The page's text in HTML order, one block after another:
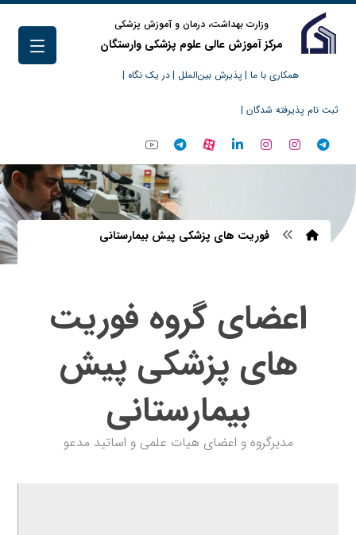
وزارت بهداشت، درمان و آموزش پزشکی
مرکز آموزش عالی علوم پزشکی وارستگان
همکاری با ما | پذیرش بین‌الملل |در یک نگاه |
ثبت نام پذیرفته شدگان |
فوريت های پزشكی پیش بیمارستانی
اعضای گروه فوریت
های پزشکی پیش
بیمارستانی
مدیرگروه و اعضای هیات علمی و اساتید مدعو